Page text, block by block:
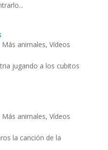
Más animales, Vídeos
jugando a los cubitos
Más animales, Vídeos
la canción de la